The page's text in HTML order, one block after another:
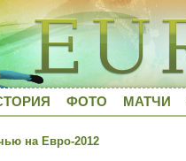
ФОТО МАТЧИ
на Евро-2012